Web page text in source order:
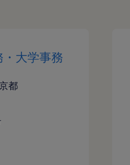
大学事務
都